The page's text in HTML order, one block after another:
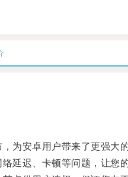
安卓用户带来了更强大的
迟、卡顿等问题，让您的